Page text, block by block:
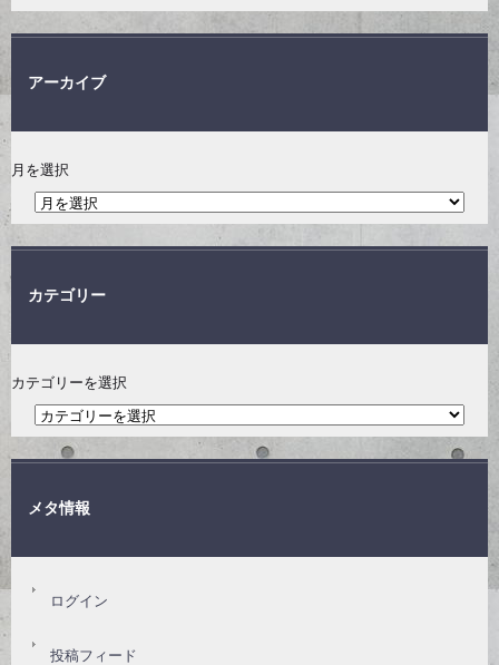
アーカイブ
月を選択
カテゴリー
カテゴリーを選択
メタ情報
ログイン
投稿フィード